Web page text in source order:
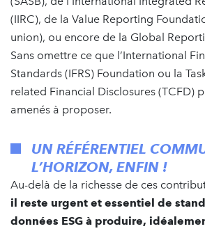
(IIRC), de la Value Reporting
union), ou encore de la Global
Sans omettre ce que l’International
Standards (IFRS) Foundation ou la
related Financial Disclosures (TCFD)
amenés à proposer.
UN RÉFÉRENTIEL
L’HORIZON, ENFIN !
Au-delà de la richesse de ces
il reste urgent et essentiel de
données ESG à produire,